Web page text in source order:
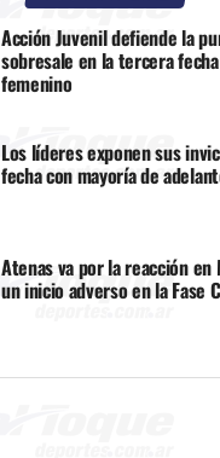
Acción Juvenil defiende la
sobresale en la tercera
femenino
Los líderes exponen sus
fecha con mayoría de
Atenas va por la reacción en
un inicio adverso en la Fase